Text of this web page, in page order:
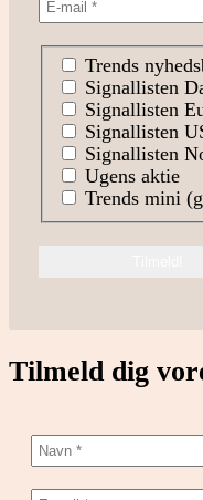
Trends
Signallisten
Signallisten
Signallisten
Signallisten
Ugens aktie
Trends mini
Tilmeld dig